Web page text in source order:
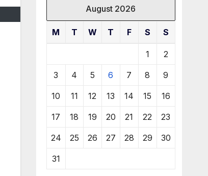
August 2026
M T W T F S S
1 2
3 4 5 6 7 8 9
10 11 12 13 14 15 16
17 18 19 20 21 22 23
24 25 26 27 28 29 30
31